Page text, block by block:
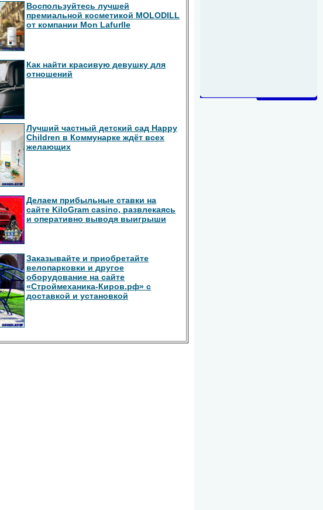
Воспользуйтесь лучшей
премиальной косметикой MOLODILL
от компании Mon Lafurlle
Как найти красивую девушку для
отношений
Лучший частный детский сад Happy
Children в Коммунарке ждёт всех
желающих
Делаем прибыльные ставки на
сайте KiloGram casino, развлекаясь
и оперативно выводя выигрыши
Заказывайте и приобретайте
велопарковки и другое
оборудование на сайте
«Строймеханика-Киров.рф» с
доставкой и установкой